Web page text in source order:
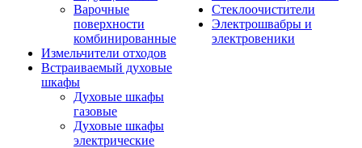
Варочные
поверхности
комбинированные
Измельчители отходов
Встраиваемый духовые
шкафы
Духовые шкафы
газовые
Духовые шкафы
электрические
Стеклоочистители
Электрошвабры и
электровеники